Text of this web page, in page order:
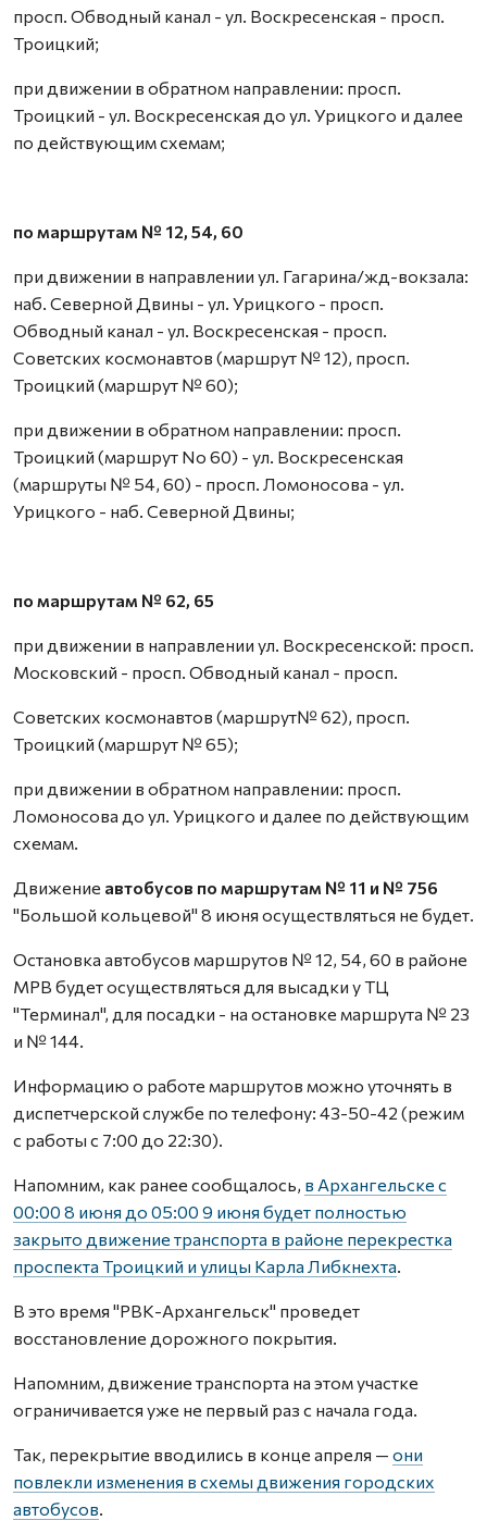
просп. Обводный канал - ул. Воскресенская - просп.
Троицкий;
при движении в обратном направлении: просп.
Троицкий - ул. Воскресенская до ул. Урицкого и далее
по действующим схемам;
по маршрутам № 12, 54, 60
при движении в направлении ул. Гагарина/жд-вокзала:
наб. Северной Двины - ул. Урицкого - просп.
Обводный канал - ул. Воскресенская - просп.
Советских космонавтов (маршрут № 12), просп.
Троицкий (маршрут № 60);
при движении в обратном направлении: просп.
Троицкий (маршрут No 60) - ул. Воскресенская
(маршруты № 54, 60) - просп. Ломоносова - ул.
Урицкого - наб. Северной Двины;
по маршрутам № 62, 65
при движении в направлении ул. Воскресенской: просп.
Московский - просп. Обводный канал - просп.
Советских космонавтов (маршрут№ 62), просп.
Троицкий (маршрут № 65);
при движении в обратном направлении: просп.
Ломоносова до ул. Урицкого и далее по действующим
схемам.
Движение автобусов по маршрутам № 11 и № 756
"Большой кольцевой" 8 июня осуществляться не будет.
Остановка автобусов маршрутов № 12, 54, 60 в районе
МРВ будет осуществляться для высадки у ТЦ
"Терминал", для посадки - на остановке маршрута № 23
и № 144.
Информацию о работе маршрутов можно уточнять в
диспетчерской службе по телефону: 43-50-42 (режим
с работы с 7:00 до 22:30).
Напомним, как ранее сообщалось, в Архангельске с
00:00 8 июня до 05:00 9 июня будет полностью
закрыто движение транспорта в районе перекрестка
проспекта Троицкий и улицы Карла Либкнехта.
В это время "РВК-Архангельск" проведет
восстановление дорожного покрытия.
Напомним, движение транспорта на этом участке
ограничивается уже не первый раз с начала года.
Так, перекрытие вводились в конце апреля — они
повлекли изменения в схемы движения городских
автобусов.